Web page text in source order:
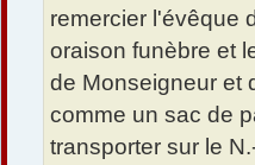
remercier l'évêque
oraison funèbre et
de Monseigneur et
comme un sac de
transporter sur le